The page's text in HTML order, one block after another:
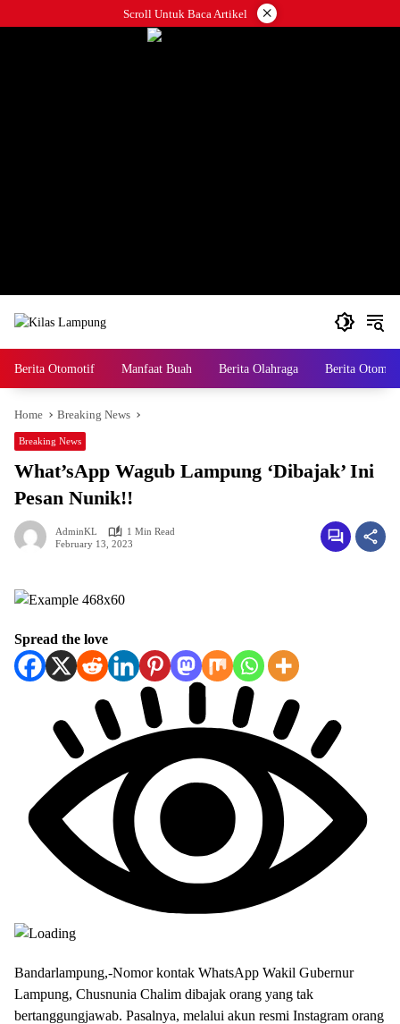
to
Scroll Untuk Baca Artikel ×
Berita Otomotif Manfaat Buah Berita Olahraga Berita
Home Breaking News
Breaking News
What’sApp Wagub Lampung ‘Dibajak’ Ini
Pesan Nunik!!
AdminKL
1 Min Read
February 13, 2023
Spread the love
Bandarlampung,-Nomor kontak WhatsApp Wakil Gubernur
Lampung, Chusnunia Chalim dibajak orang yang tak
bertanggungjawab. Pasalnya, melalui akun resmi Instagram orang